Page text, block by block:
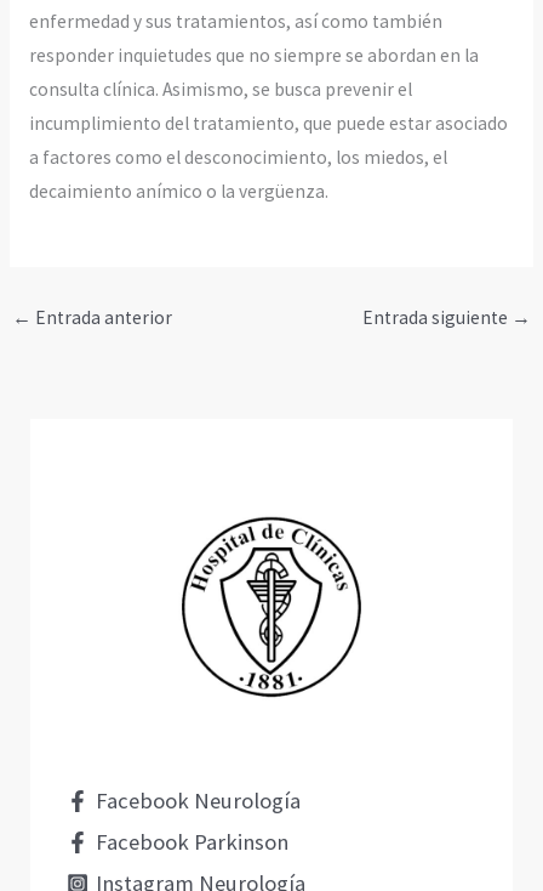
enfermedad y sus tratamientos, así como también
responder inquietudes que no siempre se abordan en la
consulta clínica. Asimismo, se busca prevenir el
incumplimiento del tratamiento, que puede estar asociado
a factores como el desconocimiento, los miedos, el
decaimiento anímico o la vergüenza.
← Entrada anterior Entrada siguiente →
Facebook Neurología
Facebook Parkinson
Instagram Neurología